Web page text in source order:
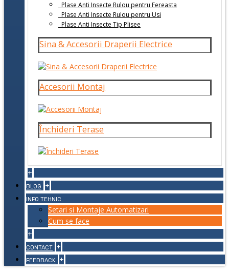
Plase Anti Insecte Rulou pentru Fereasta
Plase Anti Insecte Rulou pentru Usi
Plase Anti Insecte Tip Plisee
Sina & Accesorii Draperii Electrice
Accesorii Montaj
Închideri Terase
+
BLOG +
INFO TEHNIC
Setari si Montaje Automatizari
Cum se face
+
CONTACT +
FEEDBACK +